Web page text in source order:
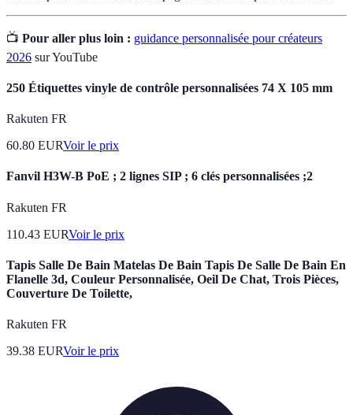
📺 Pour aller plus loin : guidance personnalisée pour créateurs
2026 sur YouTube
250 Étiquettes vinyle de contrôle personnalisées 74 X 105 mm
Rakuten FR
60.80 EURVoir le prix
Fanvil H3W-B PoE ; 2 lignes SIP ; 6 clés personnalisées ;2
Rakuten FR
110.43 EURVoir le prix
Tapis Salle De Bain Matelas De Bain Tapis De Salle De Bain En
Flanelle 3d, Couleur Personnalisée, Oeil De Chat, Trois Pièces,
Couverture De Toilette,
Rakuten FR
39.38 EURVoir le prix